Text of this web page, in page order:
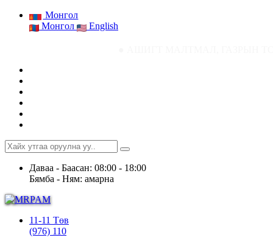
Монгол
Монгол
English
Даваа - Баасан: 08:00 - 18:00
Бямба - Ням: амарна
11-11 Төв
(976) 110